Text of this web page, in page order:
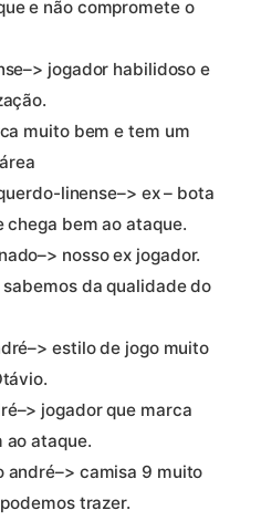
e não compromete o
jogador habilidoso e
muito bem e tem um
linense–> ex – bota
chega bem ao ataque.
nosso ex jogador.
da qualidade do
estilo de jogo muito
jogador que marca
ao ataque.
camisa 9 muito
trazer.